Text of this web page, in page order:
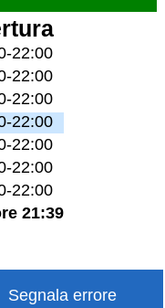
22:00
22:00
22:00
22:00
22:00
22:00
22:00
21:39
Segnala errore